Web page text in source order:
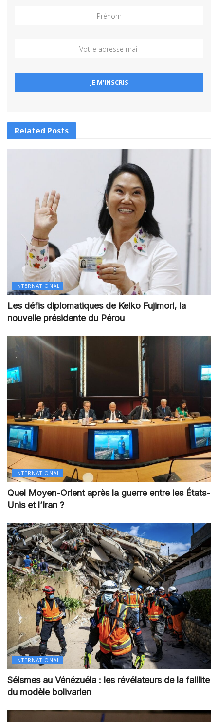
Related Posts
INTERNATIONAL
Les défis diplomatiques de Keiko Fujimori, la
nouvelle présidente du Pérou
INTERNATIONAL
Quel Moyen-Orient après la guerre entre les États-
Unis et l’Iran ?
INTERNATIONAL
Séismes au Vénézuéla : les révélateurs de la faillite
du modèle bolivarien